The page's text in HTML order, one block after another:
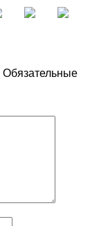
Обязательные